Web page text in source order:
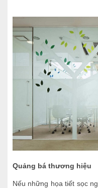
Quảng bá thương hiệu
Nếu những họa tiết sọc